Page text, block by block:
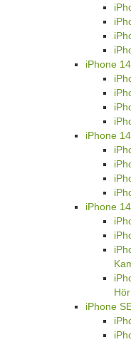
iPhone
iPhone
iPhone
iPhone